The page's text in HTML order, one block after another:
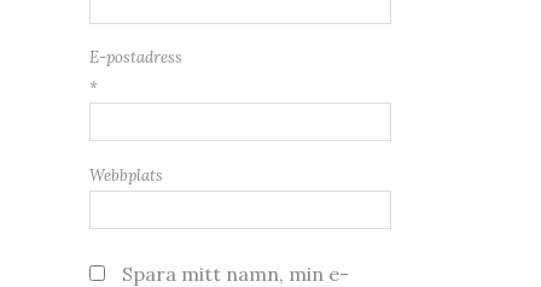
E-postadress
*
Webbplats
Spara mitt namn, min e-